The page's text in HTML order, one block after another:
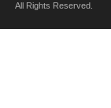
All Rights Reserved.